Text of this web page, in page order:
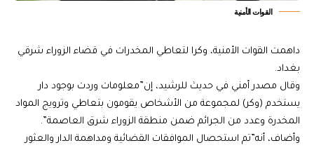
القوات الأمنية
داهمت القوات الأمنية، وكرا لتعاطي المخدرات في قضاء الزوراء شرقي
بغداد.
وقال مصدر أمني في حديث للرشيد، إن”معلومات وردت بوجود دار
يستخدم (وكر) لمجموعة من الأشخاص يقومون بتعاطي وترويج المواد
المخدرة وعدد من الجرائم ضمن منطقة الزوراء شرق العاصمة”.
وأضاف، أنه”تم استحصال الموافقات القضائية ومداهمة الدار والعثور